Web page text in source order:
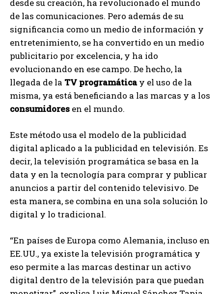
desde su creación, ha revolucionado el mundo
de las comunicaciones. Pero además de su
significancia como un medio de información y
entretenimiento, se ha convertido en un medio
publicitario por excelencia, y ha ido
evolucionando en ese campo. De hecho, la
llegada de la TV programáticay el uso de la
misma, ya está beneficiando a las marcas y a los
consumidores en el mundo.
Este método usa el modelo de la publicidad
digital aplicado a la publicidad en televisión. Es
decir, la televisión programática se basa en la
data y en la tecnología para comprar y publicar
anuncios a partir del contenido televisivo. De
esta manera, se combina en una sola solución lo
digital y lo tradicional.
“En países de Europa como Alemania, incluso en
EE.UU., ya existe la televisión programática y
eso permite a las marcas destinar un activo
digital dentro de la televisión para que puedan